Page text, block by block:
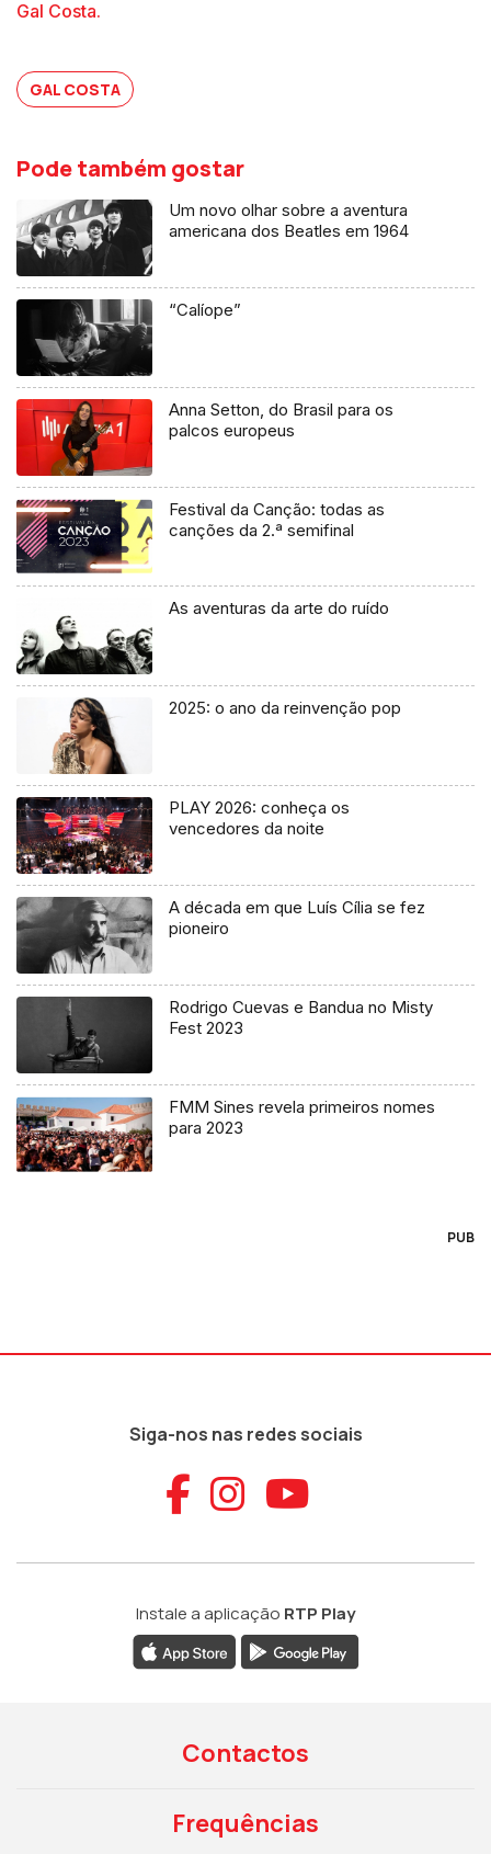
Gal Costa.
GAL COSTA
Pode também gostar
Um novo olhar sobre a aventura
americana dos Beatles em 1964
“Calíope”
Anna Setton, do Brasil para os
palcos europeus
Festival da Canção: todas as
canções da 2.ª semifinal
As aventuras da arte do ruído
2025: o ano da reinvenção pop
PLAY 2026: conheça os
vencedores da noite
A década em que Luís Cília se fez
pioneiro
Rodrigo Cuevas e Bandua no Misty
Fest 2023
FMM Sines revela primeiros nomes
para 2023
PUB
Siga-nos nas redes sociais
Aceder ao
Aceder ao
Aceder
Instale a aplicação RTP Play
Contactos
Frequências